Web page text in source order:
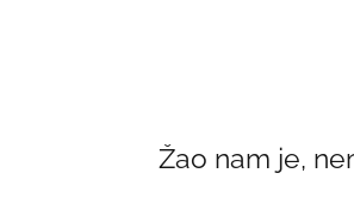
Žao nam je,